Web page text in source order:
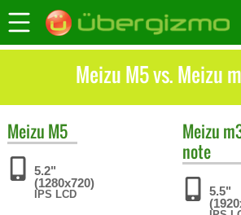
Meizu M5 vs. Meizu
Meizu M5
5.2"
(1280x720)
IPS LCD
Meizu
note
5.5"